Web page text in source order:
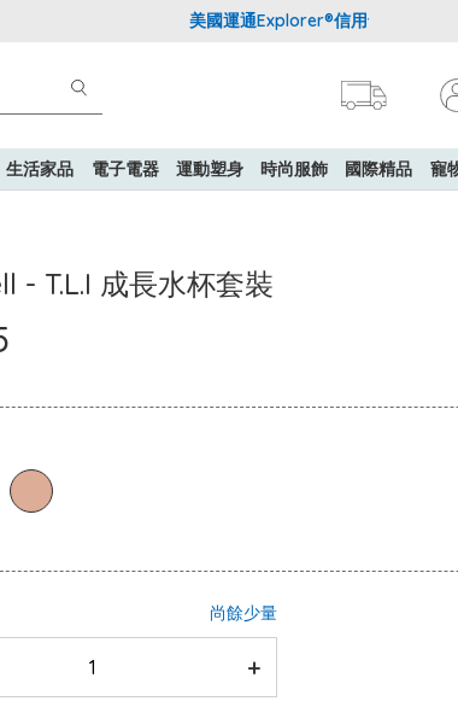
美國運通Explorer®信用卡會員購物禮遇
生活家品 電子電器 運動塑身 時尚服飾 國際精品 寵
- T.L.I 成長水杯套裝
尚餘少量